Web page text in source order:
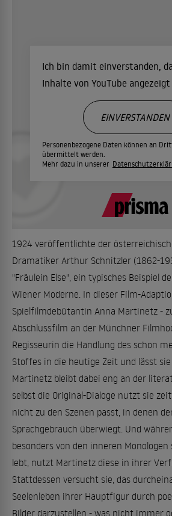
Ich bin damit einverstanden,
Inhalte von YouTube
Personenbezogene Daten können an
übermittelt werden.
Mehr dazu in unserer
EINVERSTANDEN
1924 veröffentlichte der
Dramatiker Arthur Schnitzler (1862-
"Fräulein Else", ein typisches Beispiel
Wiener Moderne. In dieser Film-
Spielfilmdebütantin Anna Martinetz -
Abschlussfilm an der Münchner
Regisseurin die Handlung des schon
Stoffes in die heutige Zeit und lässt
Martinetz bleibt dabei eng an der
selbst die Original-Dialoge nutzt sie
nicht zu den Szenen passt, in denen
Sprachgebrauch überwiegt. Und
besonders von den inneren
lebt, nutzt Martinetz diese in ihrer
Stattdessen versucht sie, das
Seelenleben ihrer Hauptfigur durch
Bilder darzustellen - was nicht immer